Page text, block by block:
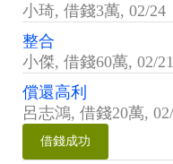
小琦, 借錢3萬, 02/24
整合
小傑, 借錢60萬, 02/21
償還高利
呂志鴻, 借錢20萬,
借錢成功